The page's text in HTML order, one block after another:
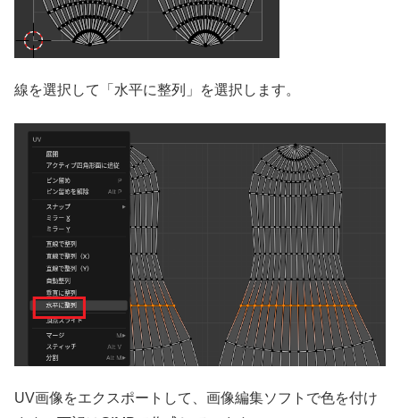
線を選択して「水平に整列」を選択します。
UV画像をエクスポートして、画像編集ソフトで色を付け